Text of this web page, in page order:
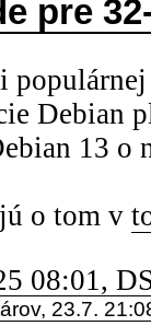
pre
Debian
13 o
o tom v
08:01,
23.7.